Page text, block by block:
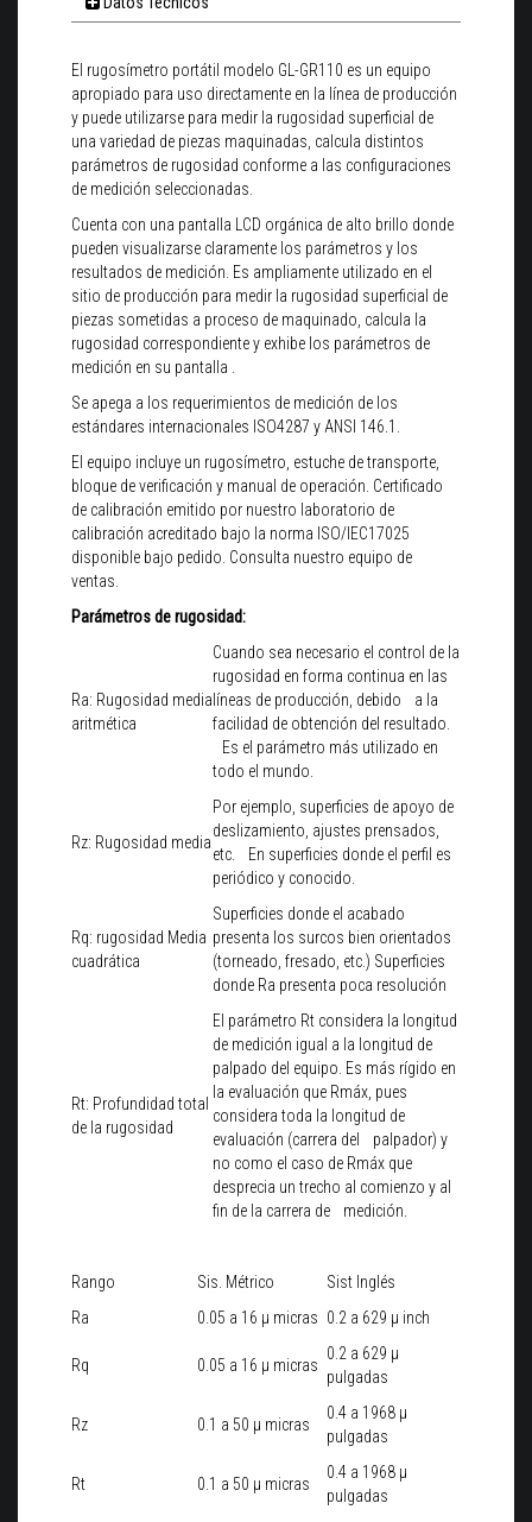
El rugosímetro portátil modelo GL-GR110 es un equipo
apropiado para uso directamente en la línea de producción
y puede utilizarse para medir la rugosidad superficial de
una variedad de piezas maquinadas, calcula distintos
parámetros de rugosidad conforme a las configuraciones
de medición seleccionadas.
Cuenta con una pantalla LCD orgánica de alto brillo donde
pueden visualizarse claramente los parámetros y los
resultados de medición. Es ampliamente utilizado en el
sitio de producción para medir la rugosidad superficial de
piezas sometidas a proceso de maquinado, calcula la
rugosidad correspondiente y exhibe los parámetros de
medición en su pantalla .
Se apega a los requerimientos de medición de los
estándares internacionales ISO4287 y ANSI 146.1.
El equipo incluye un rugosímetro, estuche de transporte,
bloque de verificación y manual de operación. Certificado
de calibración emitido por nuestro laboratorio de
calibración acreditado bajo la norma ISO/IEC17025
disponible bajo pedido. Consulta nuestro equipo de
ventas.
Parámetros de rugosidad:
Ra: Rugosidad media
aritmética
Cuando sea necesario el control de la
rugosidad en forma continua en las
líneas de producción, debido a la
facilidad de obtención del resultado.
Es el parámetro más utilizado en
todo el mundo.
Rz: Rugosidad media
Por ejemplo, superficies de apoyo de
deslizamiento, ajustes prensados,
etc. En superficies donde el perfil es
periódico y conocido.
Rq: rugosidad Media
cuadrática
Superficies donde el acabado
presenta los surcos bien orientados
(torneado, fresado, etc.) Superficies
donde Ra presenta poca resolución
Rt: Profundidad total
de la rugosidad
El parámetro Rt considera la longitud
de medición igual a la longitud de
palpado del equipo. Es más rígido en
la evaluación que Rmáx, pues
considera toda la longitud de
evaluación (carrera del palpador) y
no como el caso de Rmáx que
desprecia un trecho al comienzo y al
fin de la carrera de medición.
Rango Sis. Métrico
Sist Inglés
Ra
0.05 a 16 μ micras 0.2 a 629 μ inch
Rq 0.05 a 16 μ micras
0.2 a 629 μ
pulgadas
Rz 0.1 a 50 μ micras
0.4 a 1968 μ
pulgadas
Rt 0.1 a 50 μ micras
0.4 a 1968 μ
pulgadas